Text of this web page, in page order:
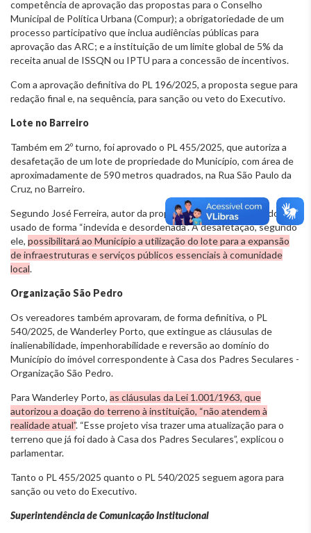
competência de aprovação das propostas para o Conselho
Municipal de Política Urbana (Compur); a obrigatoriedade de um
processo participativo que inclua audiências públicas para
aprovação das ARC; e a instituição de um limite global de 5% da
receita anual de ISSQN ou IPTU para a concessão de incentivos.
Com a aprovação definitiva do PL 196/2025, a proposta segue para
redação final e, na sequência, para sanção ou veto do Executivo.
Lote no Barreiro
Também em 2º turno, foi aprovado o PL 455/2025, que autoriza a
desafetação de um lote de propriedade do Município, com área de
aproximadamente de 590 metros quadrados, na Rua São Paulo da
Cruz, no Barreiro.
Segundo José Ferreira, autor da proposta, o lote estaria sendo
usado de forma “indevida e desordenada”. A desafetação, segundo
ele, possibilitará ao Município a utilização do lote para a expansão
de infraestruturas e serviços públicos essenciais à comunidade
local.
Organização São Pedro
Os vereadores também aprovaram, de forma definitiva, o PL
540/2025, de Wanderley Porto, que extingue as cláusulas de
inalienabilidade, impenhorabilidade e reversão ao domínio do
Município do imóvel correspondente à Casa dos Padres Seculares -
Organização São Pedro.
Para Wanderley Porto, as cláusulas da Lei 1.001/1963, que
autorizou a doação do terreno à instituição, “não atendem à
realidade atual”. “Esse projeto visa trazer uma atualização para o
terreno que já foi dado à Casa dos Padres Seculares”, explicou o
parlamentar.
Tanto o PL 455/2025 quanto o PL 540/2025 seguem agora para
sanção ou veto do Executivo.
Superintendência de Comunicação Institucional